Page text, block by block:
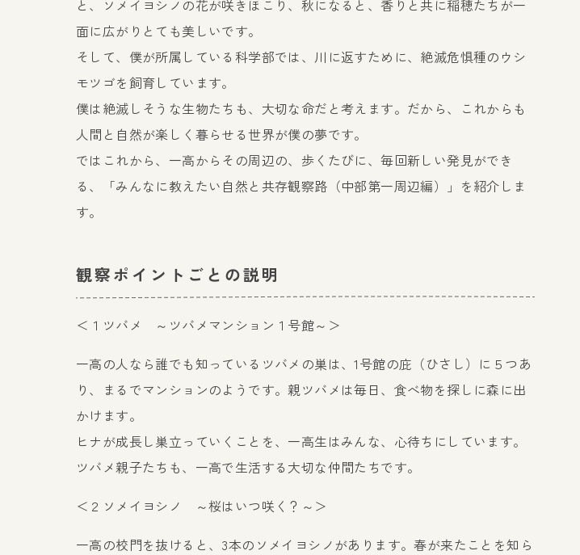
と、ソメイヨシノの花が咲きほこり、秋になると、香りと共に稲穂たちが一
面に広がりとても美しいです。
そして、僕が所属している科学部では、川に返すために、絶滅危惧種のウシ
モツゴを飼育しています。
僕は絶滅しそうな生物たちも、大切な命だと考えます。だから、これからも
人間と自然が楽しく暮らせる世界が僕の夢です。
ではこれから、一高からその周辺の、歩くたびに、毎回新しい発見ができ
る、「みんなに教えたい自然と共存観察路（中部第一周辺編）」を紹介しま
す。
観察ポイントごとの説明
＜１ツバメ ～ツバメマンション１号館～＞
一高の人なら誰でも知っているツバメの巣は、1号館の庇（ひさし）に５つあ
り、まるでマンションのようです。親ツバメは毎日、食べ物を探しに森に出
かけます。
ヒナが成長し巣立っていくことを、一高生はみんな、心待ちにしています。
ツバメ親子たちも、一高で生活する大切な仲間たちです。
＜２ソメイヨシノ ～桜はいつ咲く？～＞
一高の校門を抜けると、3本のソメイヨシノがあります。春が来たことを知ら